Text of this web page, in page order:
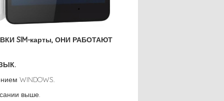
SIM-карты, ОНИ РАБОТАЮТ
WINDOWS.
выше.